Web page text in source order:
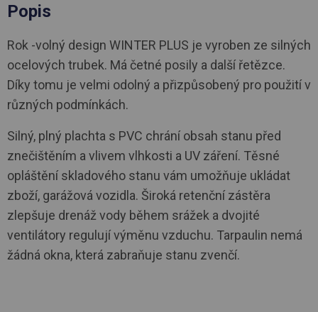
Popis
Rok -volný design WINTER PLUS je vyroben ze silných
ocelových trubek. Má četné posily a další řetězce.
Díky tomu je velmi odolný a přizpůsobený pro použití v
různých podmínkách.
Silný, plný plachta s PVC chrání obsah stanu před
znečištěním a vlivem vlhkosti a UV záření. Těsné
opláštění skladového stanu vám umožňuje ukládat
zboží, garážová vozidla. Široká retenční zástěra
zlepšuje drenáž vody během srážek a dvojité
ventilátory regulují výměnu vzduchu. Tarpaulin nemá
žádná okna, která zabraňuje stanu zvenčí.